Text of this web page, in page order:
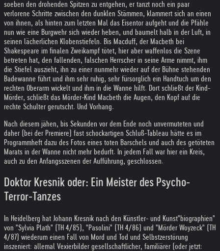
soeben den drohenden Spitzen zu entgehen, er tanzt noch ein paar
verlorene Schritte zwischen den dunklen Stämmen, klammert sich an einen
von ihnen, als hinten zum letzten Mal das Eisentor aufgeht und die Pfähle
nun wie eine Burgwehr sich wieder heben, und baumelt halb in der Luft, in
seinen lächerlichen Klobenstiefeln. Bis Macduff, der Macbeth bei
Shakespeare im finalen Zweikampf tötet, hier aber waffenlos die Szene
betreten hat, den fallenden, falschen Herrscher in seine Arme nimmt, ihm
die Stiefel auszieht, ihn zu einer nunmehr wieder auf der Bühne stehenden
Badewanne führt und ihm sehr ruhig, sehr fürsorglich ein Handtuch um den
rechten Oberarm wickelt und ihm in die Wanne hilft. Dort schließt der Kind-
Mörder, schließt das Mörder-Kind Macbeth die Augen, den Kopf auf die
rechte Schulter gerutscht. Und Vorhang.
Nach diesem jähen, bis Sekunden vor dem Ende noch unvermuteten und
daher (bei der Premiere) fast schockartigen Schluß-Tableau hätte es im
Programmheft dazu des Fotos eines toten Barschels und auch des getöteten
Marats in der Wanne nicht mehr bedurft. In jedem Fall war hier ein Kreis,
auch zu den Anfangsszenen der Aufführung, geschlossen.
Doktor Kresnik oder: Ein Meister des Psycho-
Terror-Tanzes
In Heidelberg hat Johann Kresnik nach den Künstler- und Kunst"biographien"
von "Sylvia Plath" (TH 4/85), "Pasolini" (TH 4/86) und "Mörder Woyzeck" (TH
4/87) wiederum einen Fall von Mord und Tod und Selbstzerstörung
inszeniert: allemal Vexierbilder gesellschaftlicher, familiärer (oder jetzt: